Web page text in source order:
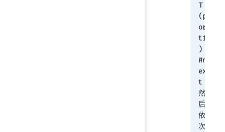
T
(p
or
t1
)
#n
ex
t
然
后
依
次